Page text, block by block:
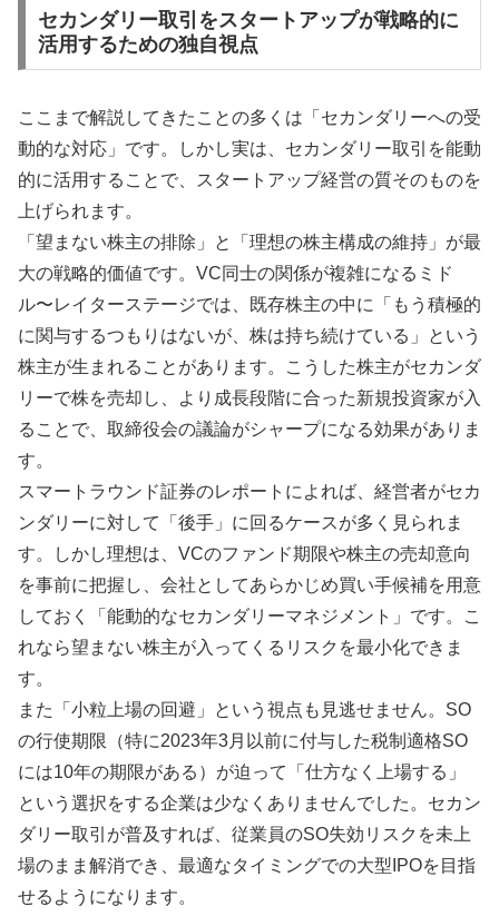
セカンダリー取引をスタートアップが戦略的に
活用するための独自視点
ここまで解説してきたことの多くは「セカンダリーへの受
動的な対応」です。しかし実は、セカンダリー取引を能動
的に活用することで、スタートアップ経営の質そのものを
上げられます。
「望まない株主の排除」と「理想の株主構成の維持」が最
大の戦略的価値です。VC同士の関係が複雑になるミド
ル〜レイターステージでは、既存株主の中に「もう積極的
に関与するつもりはないが、株は持ち続けている」という
株主が生まれることがあります。こうした株主がセカンダ
リーで株を売却し、より成長段階に合った新規投資家が入
ることで、取締役会の議論がシャープになる効果がありま
す。
スマートラウンド証券のレポートによれば、経営者がセカ
ンダリーに対して「後手」に回るケースが多く見られま
す。しかし理想は、VCのファンド期限や株主の売却意向
を事前に把握し、会社としてあらかじめ買い手候補を用意
しておく「能動的なセカンダリーマネジメント」です。こ
れなら望まない株主が入ってくるリスクを最小化できま
す。
また「小粒上場の回避」という視点も見逃せません。SO
の行使期限（特に2023年3月以前に付与した税制適格SO
には10年の期限がある）が迫って「仕方なく上場する」
という選択をする企業は少なくありませんでした。セカン
ダリー取引が普及すれば、従業員のSO失効リスクを未上
場のまま解消でき、最適なタイミングでの大型IPOを目指
せるようになります。